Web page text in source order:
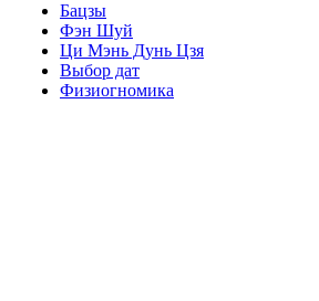
Бацзы
Фэн Шуй
Ци Мэнь Дунь Цзя
Выбор дат
Физиогномика